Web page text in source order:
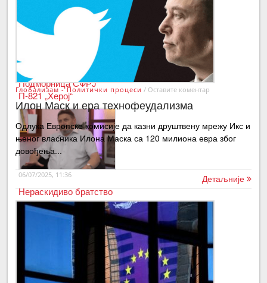
07/05/2026, 09:17
Подморница СФРЈ
П-821 „Херој“
06/07/2025, 11:36
Нераскидиво братство
Срба и Руса
Глобализам - Политички процеси / Оставите коментар
Илон Маск и ера технофеудализма
Одлука Европске комисије да казни друштвену мрежу Икс и
њеног власника Илона Маска са 120 милиона евра због
довођења...
Детаљније